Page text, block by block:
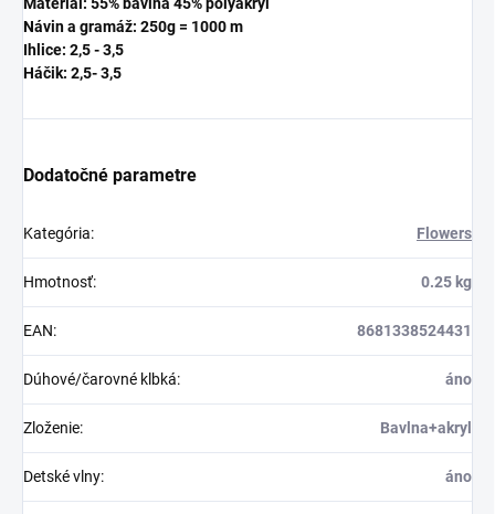
Návin a gramáž: 250g = 1000 m
Ihlice: 2,5 - 3,5
Háčik: 2,5- 3,5
Dodatočné parametre
Kategória: Flowers
Hmotnosť: 0.25 kg
EAN: 8681338524431
Dúhové/čarovné klbká: áno
Zloženie: Bavlna+akryl
Detské vlny: áno